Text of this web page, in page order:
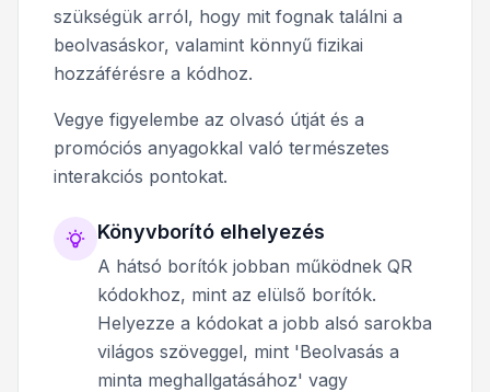
szükségük arról, hogy mit fognak találni a
beolvasáskor, valamint könnyű fizikai
hozzáférésre a kódhoz.
Vegye figyelembe az olvasó útját és a
promóciós anyagokkal való természetes
interakciós pontokat.
Könyvborító elhelyezés
A hátsó borítók jobban működnek QR
kódokhoz, mint az elülső borítók.
Helyezze a kódokat a jobb alsó sarokba
világos szöveggel, mint 'Beolvasás a
minta meghallgatásához' vagy